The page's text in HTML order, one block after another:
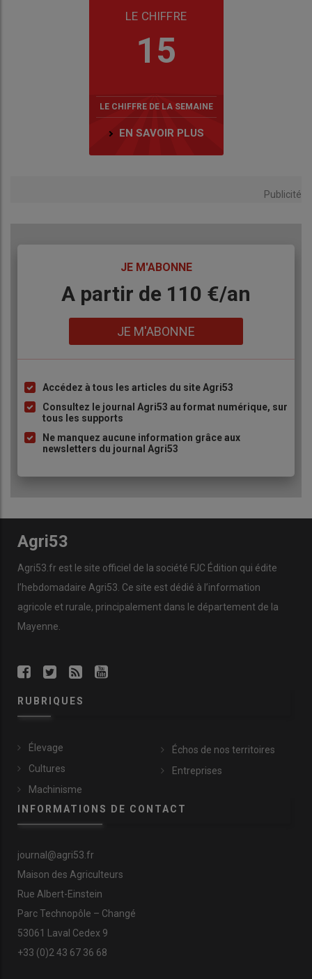
LE CHIFFRE
15
LE CHIFFRE DE LA SEMAINE
EN SAVOIR PLUS
Publicité
JE M'ABONNE
BodyA partir de 110 €/an
JE M'ABONNE
Liste
à
puce
Accédez à tous les articles du site Agri53
Consultez le journal Agri53 au format numérique, sur
tous les supports
Ne manquez aucune information grâce aux
newsletters du journal Agri53
Agri53
Agri53.fr est le site officiel de la société FJC Édition qui édite
l’hebdomadaire Agri53. Ce site est dédié à l’information
agricole et rurale, principalement dans le département de la
Mayenne.
RUBRIQUES
Élevage
Cultures
Machinisme
Échos de nos territoires
Entreprises
INFORMATIONS DE CONTACT
journal@agri53.fr
Maison des Agriculteurs
Rue Albert-Einstein
Parc Technopôle – Changé
53061 Laval Cedex 9
+33 (0)2 43 67 36 68